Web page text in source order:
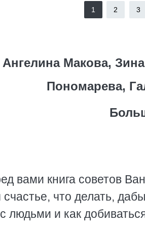
1 2 3
Ангелина Макова,
Пономарева,
вами книга советов
счастье, что делать,
людьми и как